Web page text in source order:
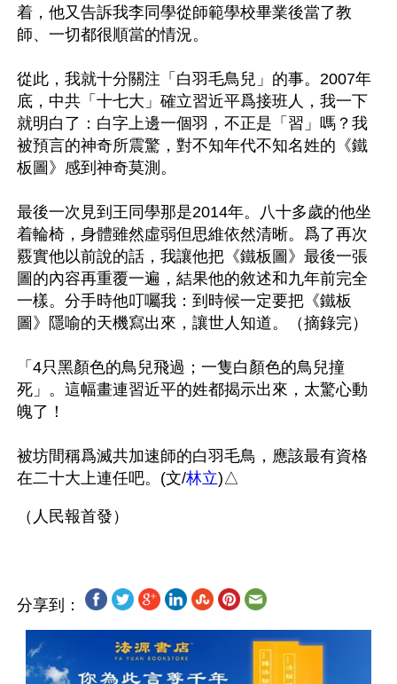
着，他又告訴我李同學從師範學校畢業後當了教
師、一切都很順當的情況。
從此，我就十分關注「白羽毛鳥兒」的事。2007年
底，中共「十七大」確立習近平爲接班人，我一下
就明白了：白字上邊一個羽，不正是「習」嗎？我
被預言的神奇所震驚，對不知年代不知名姓的《鐵
板圖》感到神奇莫測。
最後一次見到王同學那是2014年。八十多歲的他坐
着輪椅，身體雖然虛弱但思維依然清晰。爲了再次
覈實他以前說的話，我讓他把《鐵板圖》最後一張
圖的內容再重覆一遍，結果他的敘述和九年前完全
一樣。分手時他叮囑我：到時候一定要把《鐵板
圖》隱喻的天機寫出來，讓世人知道。（摘錄完）
「4只黑顏色的鳥兒飛過；一隻白顏色的鳥兒撞
死」。這幅畫連習近平的姓都揭示出來，太驚心動
魄了！
被坊間稱爲滅共加速師的白羽毛鳥，應該最有資格
在二十大上連任吧。(文/林立)△
分享到：